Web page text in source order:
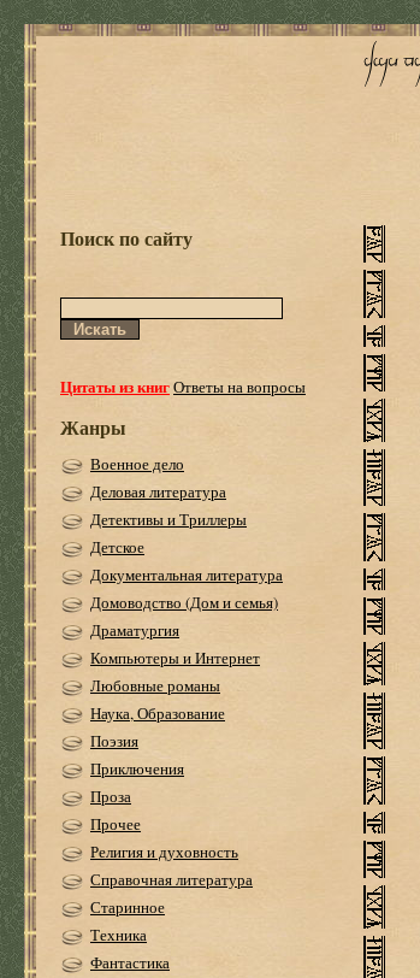
Поиск по сайту
Цитаты из книгОтветы на вопросы
Жанры
Военное дело
Деловая литература
Детективы и Триллеры
Детское
Документальная литература
Домоводство (Дом и семья)
Драматургия
Компьютеры и Интернет
Любовные романы
Наука, Образование
Поэзия
Приключения
Проза
Прочее
Религия и духовность
Справочная литература
Старинное
Техника
Фантастика